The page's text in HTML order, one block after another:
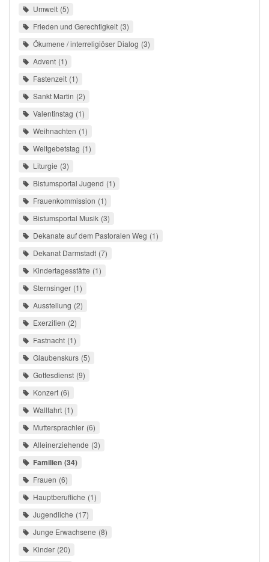
Umwelt 5
Frieden und Gerechtigkeit 3
Ökumene / interreligiöser Dialog 3
Advent 1
Fastenzeit 1
Sankt Martin 2
Valentinstag 1
Weihnachten 1
Weltgebetstag 1
Liturgie 3
Bistumsportal Jugend 1
Frauenkommission 1
Bistumsportal Musik 3
Dekanate auf dem Pastoralen Weg 1
Dekanat Darmstadt 7
Kindertagesstätte 1
Sternsinger 1
Ausstellung 2
Exerzitien 2
Fastnacht 1
Glaubenskurs 5
Gottesdienst 9
Konzert 6
Wallfahrt 1
Muttersprachler 6
Alleinerziehende 3
Familien 34
Frauen 6
Hauptberufliche 1
Jugendliche 17
Junge Erwachsene 8
Kinder 20